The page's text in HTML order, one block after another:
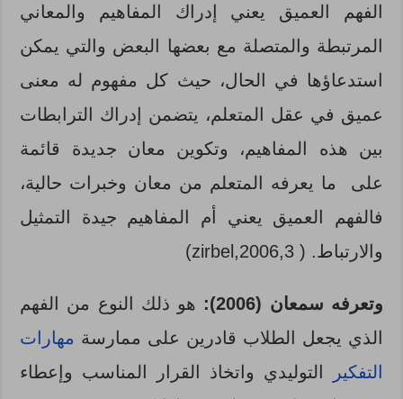
الفهم العميق يعني إدراك المفاهيم والمعاني
المرتبطة والمتصلة مع بعضها البعض والتي يمكن
استدعاؤها في الحال، حيث كل مفهوم له معنى
عميق في عقل المتعلم، يتضمن إدراك الترابطات
بين هذه المفاهيم، وتكوين معان جديدة قائمة
على ما يعرفه المتعلم من معان وخبرات حالية،
فالفهم العميق يعني أم المفاهيم جيدة التمثيل
والارتباط. ( zirbel,2006,3)
وتعرفه سمعان (2006):
هو ذلك النوع من الفهم
الذي يجعل الطلاب قادرين على ممارسة مهارات
التفكير
التوليدي واتخاذ القرار المناسب وإعطاء